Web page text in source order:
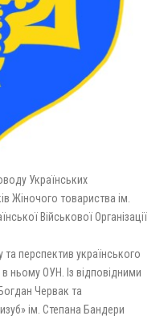
Українських
Жіночого товариства ім.
Військової Організації
перспектив українського
в ньому ОУН. Із відповідними
Червак та
ім. Степана Бандери